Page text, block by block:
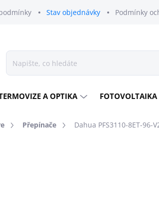
Stav objednávky Podmínky
A OPTIKA FOTOVOLTAIKA
Přepínače Dahua PFS3110-8ET-96-